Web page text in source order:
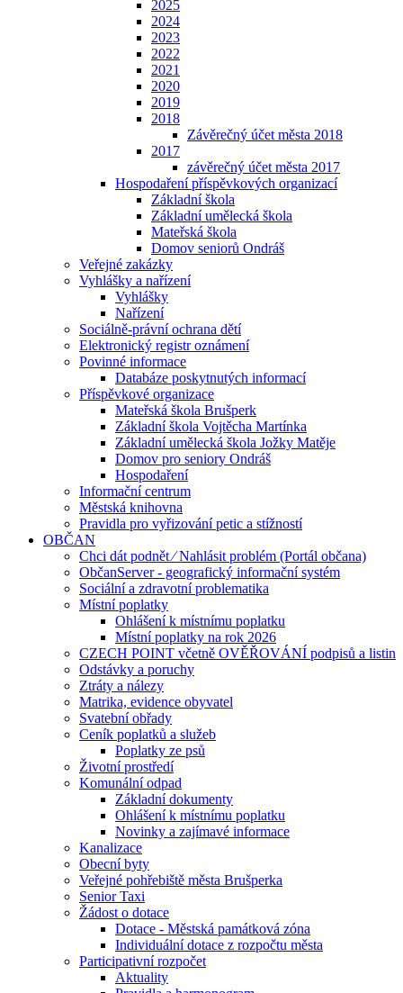
2025
2024
2023
2022
2021
2020
2019
2018
Závěrečný účet města 2018
2017
závěrečný účet města 2017
Hospodaření příspěvkových organizací
Základní škola
Základní umělecká škola
Mateřská škola
Domov seniorů Ondráš
Veřejné zakázky
Vyhlášky a nařízení
Vyhlášky
Nařízení
Sociálně-právní ochrana dětí
Elektronický registr oznámení
Povinné informace
Databáze poskytnutých informací
Příspěvkové organizace
Mateřská škola Brušperk
Základní škola Vojtěcha Martínka
Základní umělecká škola Jožky Matěje
Domov pro seniory Ondráš
Hospodaření
Informační centrum
Městská knihovna
Pravidla pro vyřizování petic a stížností
OBČAN
Chci dát podnět ⁄ Nahlásit problém (Portál občana)
ObčanServer - geografický informační systém
Sociální a zdravotní problematika
Místní poplatky
Ohlášení k místnímu poplatku
Místní poplatky na rok 2026
CZECH POINT včetně OVĚŘOVÁNÍ podpisů a listin
Odstávky a poruchy
Ztráty a nálezy
Matrika, evidence obyvatel
Svatební obřady
Ceník poplatků a služeb
Poplatky ze psů
Životní prostředí
Komunální odpad
Základní dokumenty
Ohlášení k místnímu poplatku
Novinky a zajímavé informace
Kanalizace
Obecní byty
Veřejné pohřebiště města Brušperka
Senior Taxi
Žádost o dotace
Dotace - Městská památková zóna
Individuální dotace z rozpočtu města
Participativní rozpočet
Aktuality